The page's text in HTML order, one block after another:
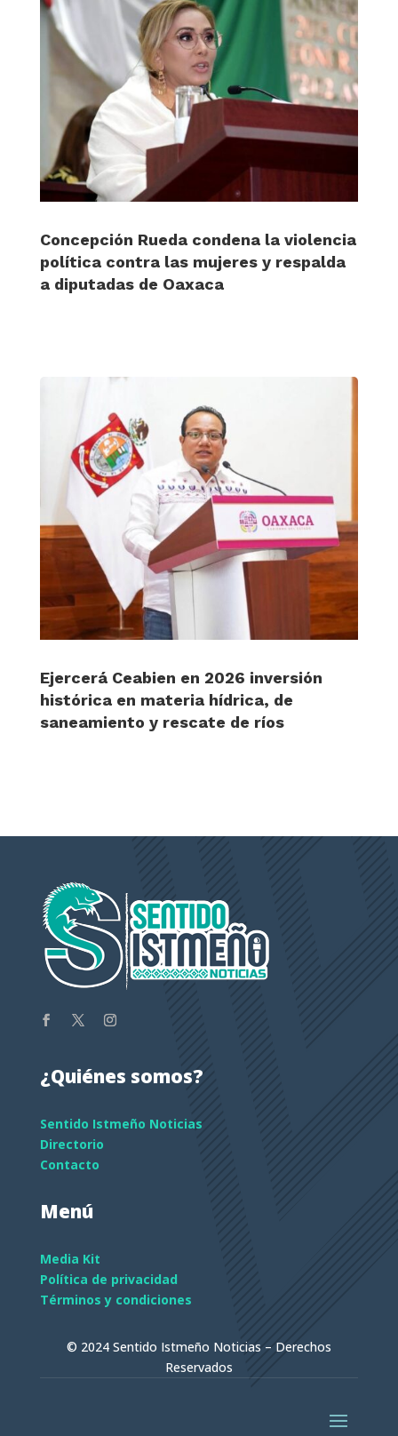
Concepción Rueda condena la violencia
política contra las mujeres y respalda
a diputadas de Oaxaca
Ejercerá Ceabien en 2026 inversión
histórica en materia hídrica, de
saneamiento y rescate de ríos
¿Quiénes somos?
Sentido Istmeño Noticias
Directorio
Contacto
Menú
Media Kit
Política de privacidad
Términos y condiciones
© 2024 Sentido Istmeño Noticias – Derechos
Reservados